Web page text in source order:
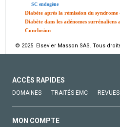
SC endogène
Diabète après la rémission du syndrome
Diabète dans les adénomes
Conclusion
© 2025 Elsevier Masson SAS. Tous
ACCÈS RAPIDES
DOMAINES TRAITÉS EMC REVUES
MON COMPTE